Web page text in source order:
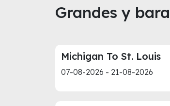
Grandes y
Michigan To St. Louis
07-08-2026 - 21-08-2026